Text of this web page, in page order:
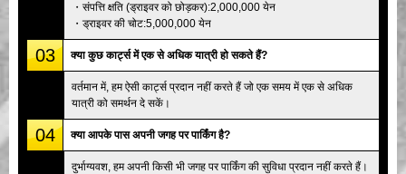
・संपत्ति क्षति (ड्राइवर को छोड़कर):2,000,000 येन
・ड्राइवर की चोट:5,000,000 येन
03 क्या कुछ कार्ट्स में एक से अधिक यात्री हो सकते हैं?
वर्तमान में, हम ऐसी कार्ट्स प्रदान नहीं करते हैं जो एक समय में एक से अधिक
यात्री को समर्थन दे सकें।
04 क्या आपके पास अपनी जगह पर पार्किंग है?
दुर्भाग्यवश, हम अपनी किसी भी जगह पर पार्किंग की सुविधा प्रदान नहीं करते हैं।